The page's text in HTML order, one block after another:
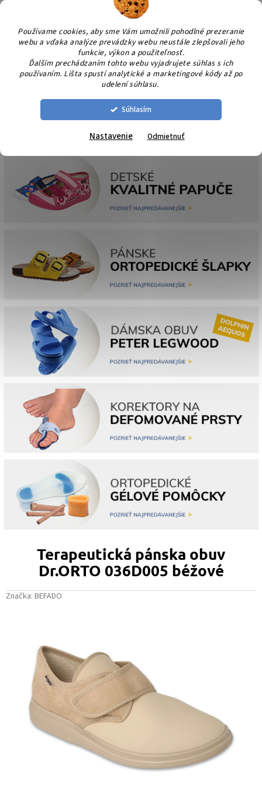
Používame cookies, aby sme Vám umožnili pohodlné prezeranie
webu a vďaka analýze prevádzky webu neustále zlepšovali jeho
funkcie, výkon a použiteľnosť.
Ďalším prechádzaním tohto webu vyjadrujete súhlas s ich
používaním. Lišta spustí analytické a marketingové kódy až po
udelení súhlasu.
Súhlasím
Nastavenie Odmietnuť
Prejsť
obsah
Terapeutická pánska obuv
Dr.ORTO 036D005 béžové
Značka: BEFADO